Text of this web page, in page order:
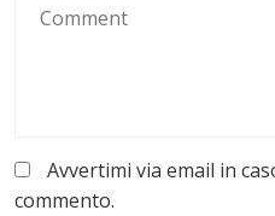
Avvertimi via email in
commento.